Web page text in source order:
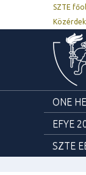
SZTE
ONE
EFYE
SZTE